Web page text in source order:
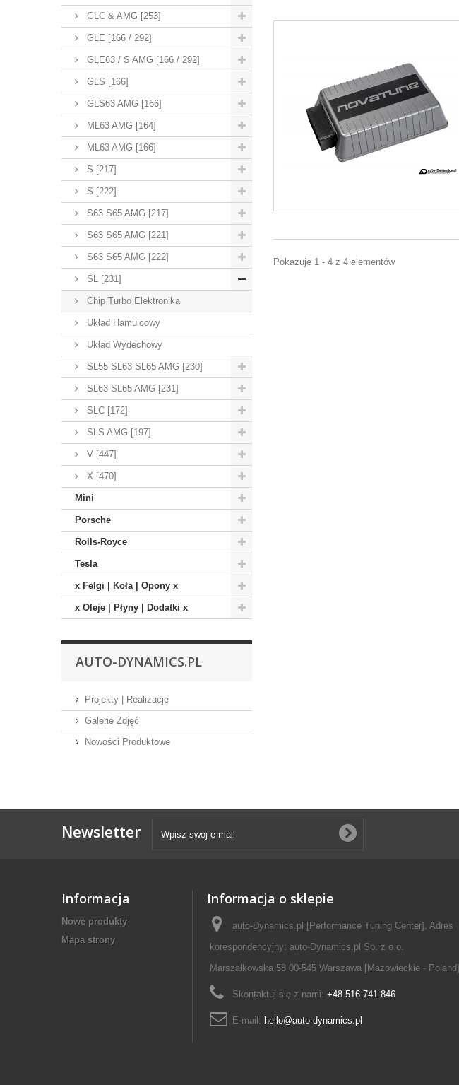
GLC & AMG [253]
GLE [166 / 292]
GLE63 / S AMG [166 / 292]
GLS [166]
GLS63 AMG [166]
ML63 AMG [164]
ML63 AMG [166]
S [217]
S [222]
S63 S65 AMG [217]
S63 S65 AMG [221]
S63 S65 AMG [222]
SL [231]
Chip Turbo Elektronika
Układ Hamulcowy
Układ Wydechowy
SL55 SL63 SL65 AMG [230]
SL63 SL65 AMG [231]
SLC [172]
SLS AMG [197]
V [447]
X [470]
Mini
Porsche
Rolls-Royce
Tesla
x Felgi | Koła | Opony x
x Oleje | Płyny | Dodatki x
AUTO-DYNAMICS.PL
Projekty | Realizacje
Galerie Zdjęć
Nowości Produktowe
Pokazuje 1 - 4 z 4 elementów
Newsletter
Informacja
Nowe produkty
Mapa strony
Informacja o sklepie
auto-Dynamics.pl [Performance Tuning Center], Adres
korespondencyjny: auto-Dynamics.pl Sp. z o.o.
Marszałkowska 58 00-545 Warszawa [Mazowieckie - Poland]
Skontaktuj się z nami: +48 516 741 846
E-mail: hello@auto-dynamics.pl